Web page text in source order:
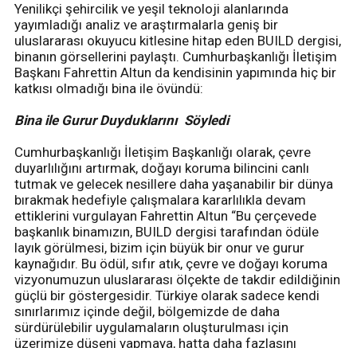
Yenilikçi şehircilik ve yeşil teknoloji alanlarında
yayımladığı analiz ve araştırmalarla geniş bir
uluslararası okuyucu kitlesine hitap eden BUILD dergisi,
binanın görsellerini paylaştı. Cumhurbaşkanlığı İletişim
Başkanı Fahrettin Altun da kendisinin yapımında hiç bir
katkısı olmadığı bina ile övündü:
Bina ile Gurur Duyduklarını Söyledi
Cumhurbaşkanlığı İletişim Başkanlığı olarak, çevre
duyarlılığını artırmak, doğayı koruma bilincini canlı
tutmak ve gelecek nesillere daha yaşanabilir bir dünya
bırakmak hedefiyle çalışmalara kararlılıkla devam
ettiklerini vurgulayan Fahrettin Altun “Bu çerçevede
başkanlık binamızın, BUILD dergisi tarafından ödüle
layık görülmesi, bizim için büyük bir onur ve gurur
kaynağıdır. Bu ödül, sıfır atık, çevre ve doğayı koruma
vizyonumuzun uluslararası ölçekte de takdir edildiğinin
güçlü bir göstergesidir. Türkiye olarak sadece kendi
sınırlarımız içinde değil, bölgemizde de daha
sürdürülebilir uygulamaların oluşturulması için
üzerimize düşeni yapmaya, hatta daha fazlasını